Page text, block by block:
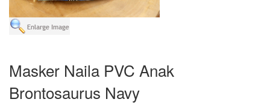
Masker Naila PVC Anak
Brontosaurus Navy